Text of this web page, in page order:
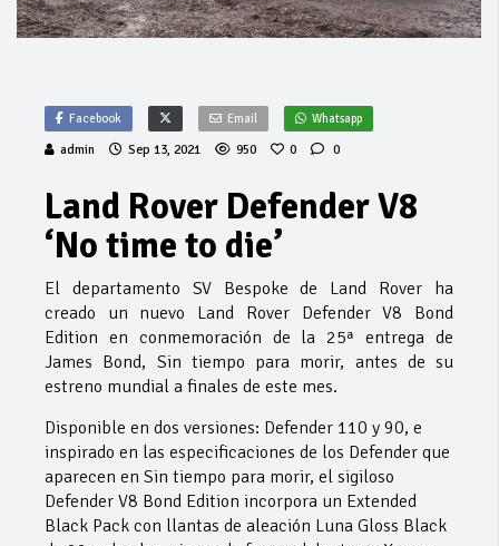
Facebook Email Whatsapp
admin Sep 13, 2021 950 0 0
Land Rover Defender V8
‘No time to die’
El departamento SV Bespoke de Land Rover ha
creado un nuevo Land Rover Defender V8 Bond
Edition en conmemoración de la 25ª entrega de
James Bond, Sin tiempo para morir, antes de su
estreno mundial a finales de este mes.
Disponible en dos versiones: Defender 110 y 90, e
inspirado en las especificaciones de los Defender que
aparecen en Sin tiempo para morir, el sigiloso
Defender V8 Bond Edition incorpora un Extended
Black Pack con llantas de aleación Luna Gloss Black